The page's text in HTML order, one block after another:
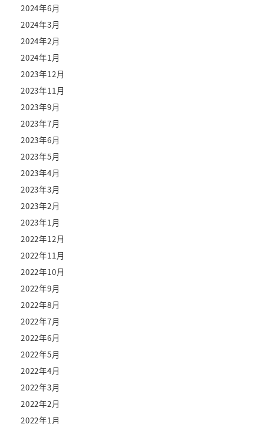
2024年6月
2024年3月
2024年2月
2024年1月
2023年12月
2023年11月
2023年9月
2023年7月
2023年6月
2023年5月
2023年4月
2023年3月
2023年2月
2023年1月
2022年12月
2022年11月
2022年10月
2022年9月
2022年8月
2022年7月
2022年6月
2022年5月
2022年4月
2022年3月
2022年2月
2022年1月